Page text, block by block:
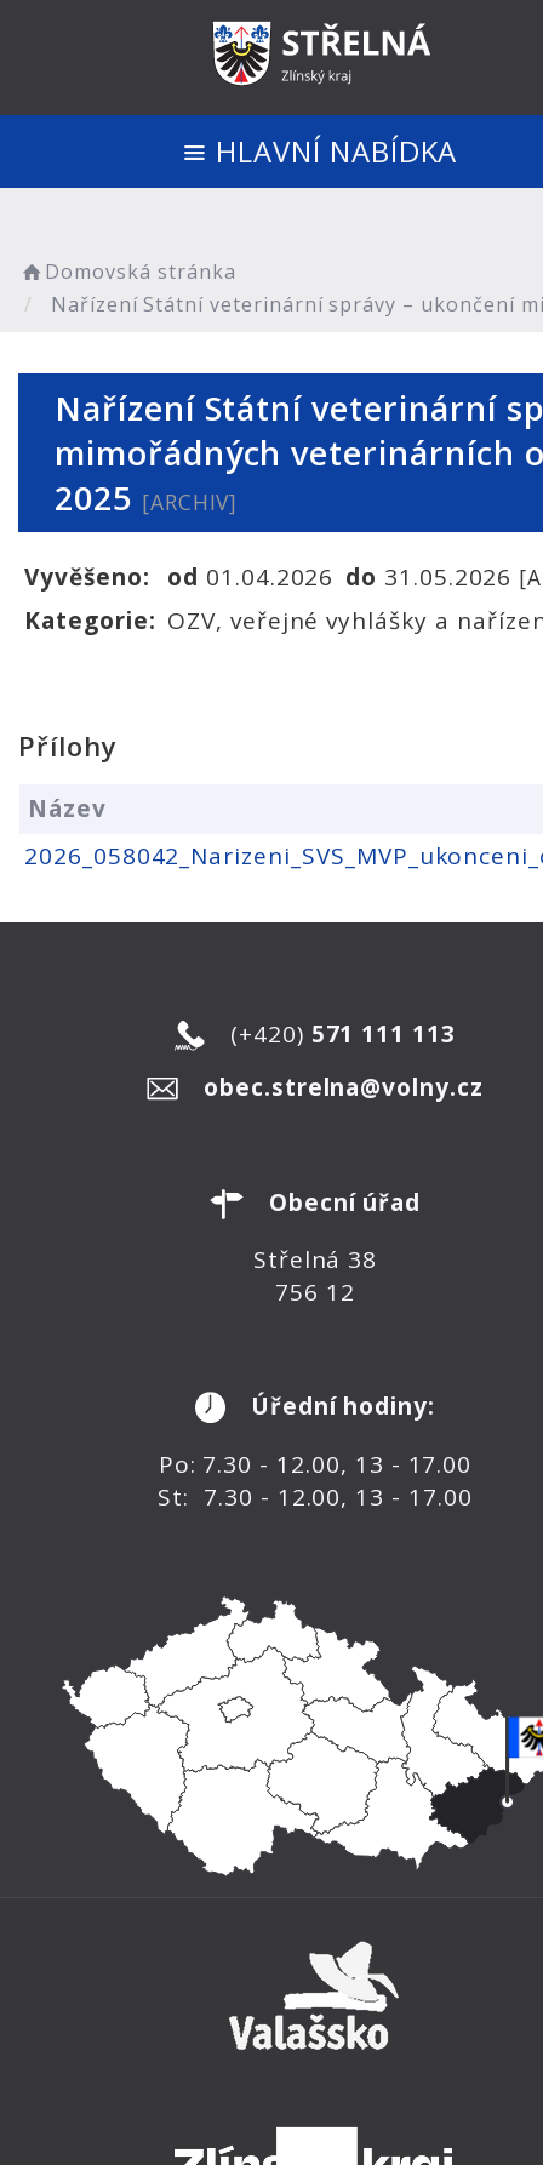
HLAVNÍ NABÍDKA
Domovská stránka
Nařízení Státní veterinární správy – ukončení
Nařízení Státní veterinární
mimořádných veterinárních
2025 [ARCHIV]
Vyvěšeno: od 01.04.2026 do 31.05.2026
Kategorie: OZV, veřejné vyhlášky a
Přílohy
Název
(+420) 571 111 113
obec.strelna@volny.cz
Obecní úřad
Střelná 38
756 12
Úřední hodiny:
Po: 7.30 - 12.00, 13 - 17.00
St: 7.30 - 12.00, 13 - 17.00